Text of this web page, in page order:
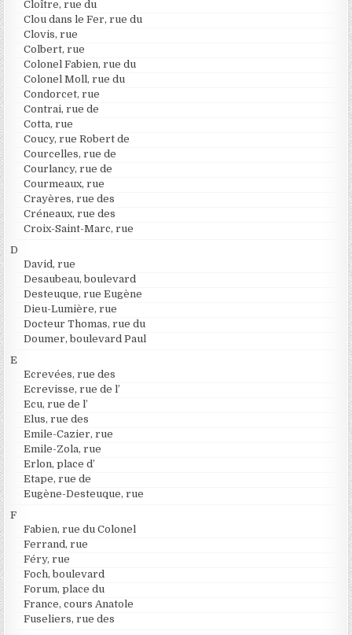
Cloître, rue du
Clou dans le Fer, rue du
Clovis, rue
Colbert, rue
Colonel Fabien, rue du
Colonel Moll, rue du
Condorcet, rue
Contrai, rue de
Cotta, rue
Coucy, rue Robert de
Courcelles, rue de
Courlancy, rue de
Courmeaux, rue
Crayères, rue des
Créneaux, rue des
Croix-Saint-Marc, rue
D
David, rue
Desaubeau, boulevard
Desteuque, rue Eugène
Dieu-Lumière, rue
Docteur Thomas, rue du
Doumer, boulevard Paul
E
Ecrevées, rue des
Ecrevisse, rue de l’
Ecu, rue de l’
Elus, rue des
Emile-Cazier, rue
Emile-Zola, rue
Erlon, place d’
Etape, rue de
Eugène-Desteuque, rue
F
Fabien, rue du Colonel
Ferrand, rue
Féry, rue
Foch, boulevard
Forum, place du
France, cours Anatole
Fuseliers, rue des